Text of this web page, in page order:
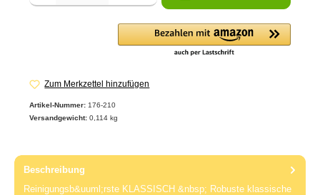
Zum Merkzettel hinzufügen
Artikel-Nummer: 176-210
Versandgewicht: 0,114 kg
Beschreibung
Reinigungsb&uuml;rste KLASSISCH &nbsp; Robuste klassische